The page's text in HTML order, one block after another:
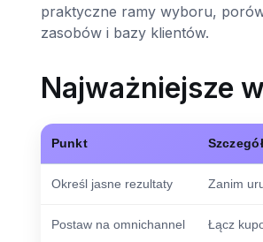
praktyczne ramy wyboru,
zasobów i bazy klientów.
Najważniejsze
Punkt
Określ jasne rezultaty Zanim
Postaw na omnichannel Łącz